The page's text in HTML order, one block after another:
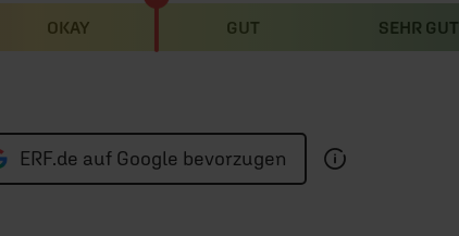
OKAY GUT SEHR GUT
ERF.de auf Google bevorzugen